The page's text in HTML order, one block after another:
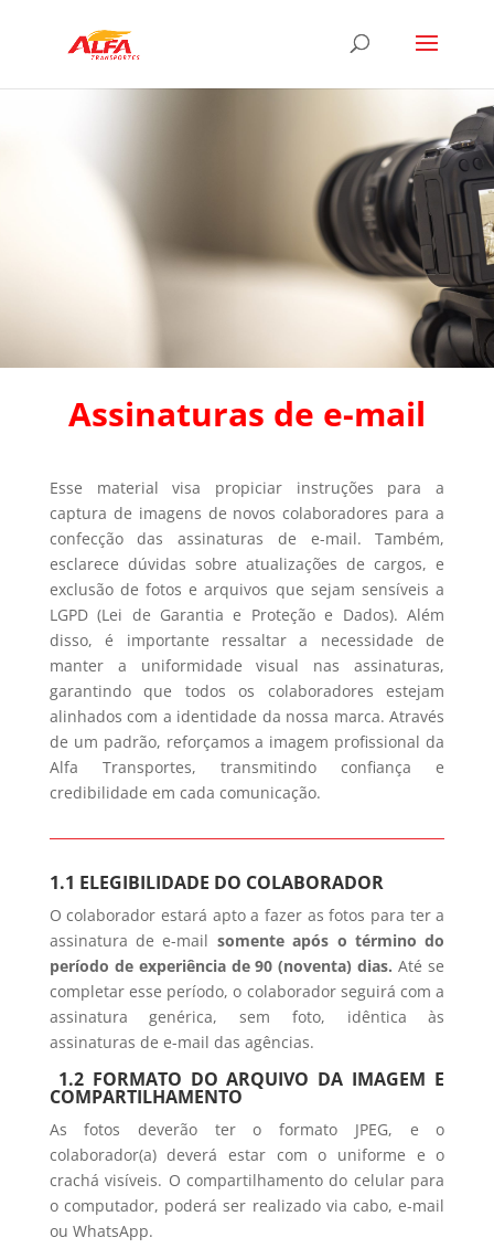
Assinaturas de e-mail
Esse material visa propiciar instruções para a
captura de imagens de novos colaboradores para a
confecção das assinaturas de e-mail. Também,
esclarece dúvidas sobre atualizações de cargos, e
exclusão de fotos e arquivos que sejam sensíveis a
LGPD (Lei de Garantia e Proteção e Dados). Além
disso, é importante ressaltar a necessidade de
manter a uniformidade visual nas assinaturas,
garantindo que todos os colaboradores estejam
alinhados com a identidade da nossa marca. Através
de um padrão, reforçamos a imagem profissional da
Alfa Transportes, transmitindo confiança e
credibilidade em cada comunicação.
1.1 ELEGIBILIDADE DO COLABORADOR
O colaborador estará apto a fazer as fotos para ter a
assinatura de e-mail somente após o término do
período de experiência de 90 (noventa) dias. Até se
completar esse período, o colaborador seguirá com a
assinatura genérica, sem foto, idêntica às
assinaturas de e-mail das agências.
1.2 FORMATO DO ARQUIVO DA IMAGEM E
COMPARTILHAMENTO
As fotos deverão ter o formato JPEG, e o
colaborador(a) deverá estar com o uniforme e o
crachá visíveis. O compartilhamento do celular para
o computador, poderá ser realizado via cabo, e-mail
ou WhatsApp.